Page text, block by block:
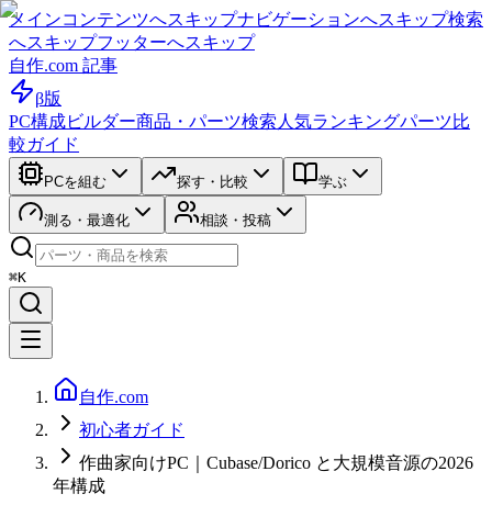
メインコンテンツへスキップナビゲーションへスキップ検索
へスキップフッターへスキップ
自作.com 記事
β版
PC構成ビルダー商品・パーツ検索 人気ランキングパーツ比
較ガイド
PCを組む 探す・比較 学ぶ
測る・最適化 相談・投稿
⌘K
自作.com
初心者ガイド
作曲家向けPC｜Cubase/Dorico と大規模音源の2026
年構成